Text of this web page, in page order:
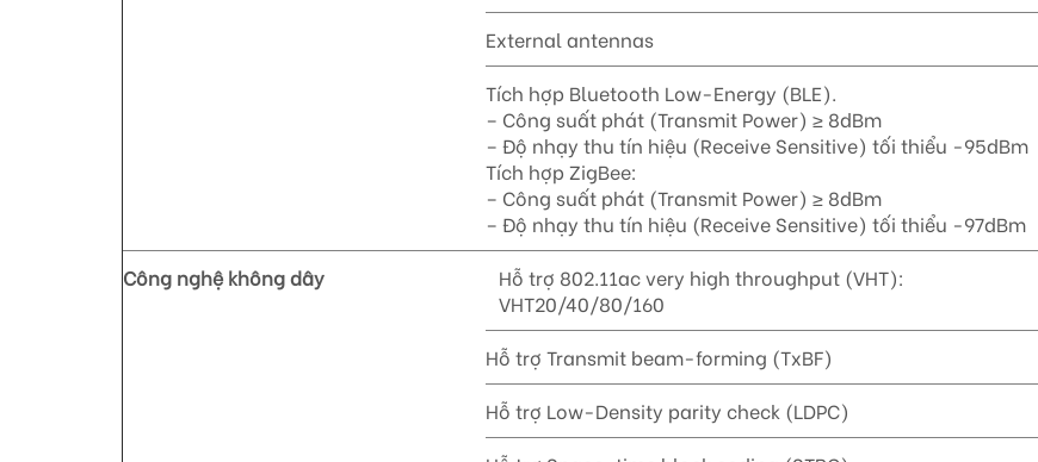
External antennas
Tích hợp Bluetooth Low-Energy (BLE).
– Công suất phát (Transmit Power) ≥ 8dBm
– Độ nhạy thu tín hiệu (Receive Sensitive) tối thiểu -95dBm
Tích hợp ZigBee:
– Công suất phát (Transmit Power) ≥ 8dBm
– Độ nhạy thu tín hiệu (Receive Sensitive) tối thiểu -97dBm
Công nghệ không dây
Hỗ trợ 802.11ac very high throughput (VHT):
VHT20/40/80/160
Hỗ trợ Transmit beam-forming (TxBF)
Hỗ trợ Low-Density parity check (LDPC)